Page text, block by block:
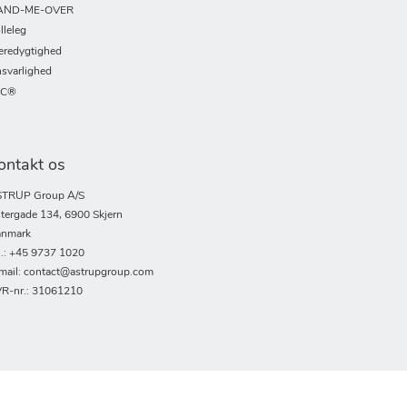
ME-OVER
os
Group A/S
134, 6900 Skjern
+45 9737 1020
contact@astrupgroup.com
nr.: 31061210